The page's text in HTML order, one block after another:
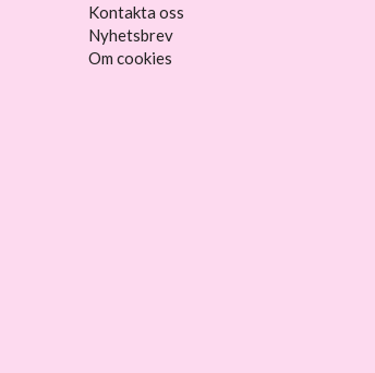
Kontakta oss
Nyhetsbrev
Om cookies